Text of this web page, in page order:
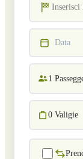
Data
1
0 Valigie